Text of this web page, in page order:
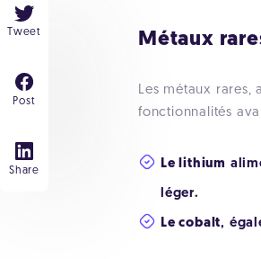
Tweet
Post
Share
Métaux
Les métaux rares,
fonctionnalités
Le lithium
léger.
Le cobalt,